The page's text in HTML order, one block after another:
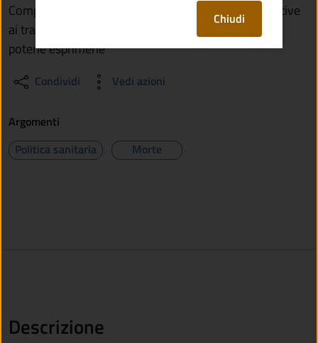
Compila il modulo per dichiarare le tue volontà relative
ai trattamenti medici in caso di futura incapacità di
poterle esprimerle
Condividi Vedi azioni
Chiudi
Argomenti
Politica sanitaria
Morte
Descrizione